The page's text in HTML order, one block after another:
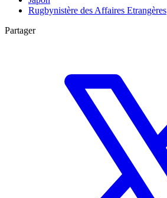
Rugbynistère des Affaires Etrangères
Partager